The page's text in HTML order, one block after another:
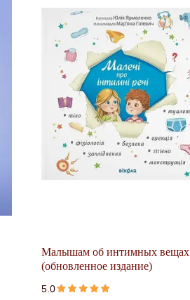
Малышам об интимных вещах
(обновленное издание)
5.0